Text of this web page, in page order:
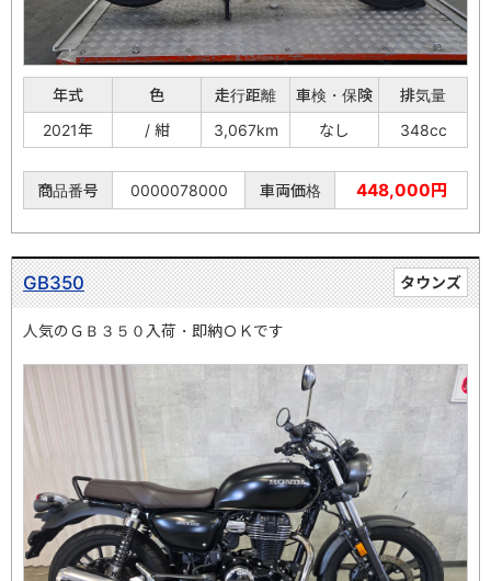
年式 色 走行距離 車検・保険
排気量
2021年
/ 紺 3,067km なし 348cc
商品番号 0000078000 車両価格 448,000円
タウンズ
GB350
人気のＧＢ３５０入荷・即納ＯＫです